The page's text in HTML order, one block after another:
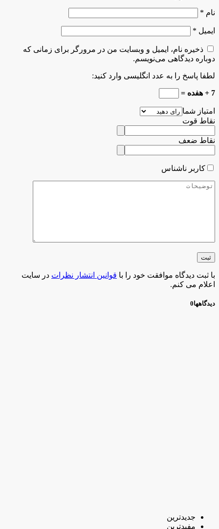
نام *
ایمیل *
ذخیره نام، ایمیل و وبسایت من در مرورگر برای زمانی که
دوباره دیدگاهی می‌نویسم.
لطفا پاسخ را به عدد انگلیسی وارد کنید:
7 + هفده =
امتیاز شما
نقاط قوت
نقاط ضعف
کاربر ناشناس
با ثبت دیدگاه موافقت خود را با قوانین انتشار نظرات در سایت
اعلام می کنم.
دیدگاهها0
جدیدترین
مفیدترین